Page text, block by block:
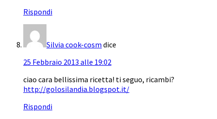
Rispondi
Silvia cook-cosm dice
25 Febbraio 2013 alle 19:02
ciao cara bellissima ricetta! ti seguo, ricambi?
http://golosilandia.blogspot.it/
Rispondi